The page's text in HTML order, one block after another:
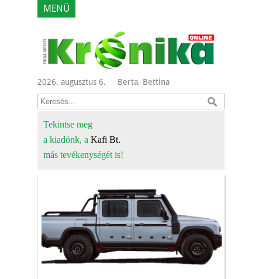
MENÜ
2026. augusztus 6. Berta, Bettina
Tekintse meg
a kiadónk, a Kafi Bt.
más tevékenységét is!